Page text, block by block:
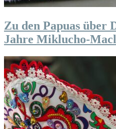
Zu den Papuas über
Jahre Miklucho-